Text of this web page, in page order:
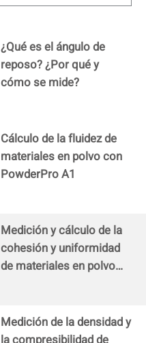
¿Qué es el ángulo de
reposo? ¿Por qué y
cómo se mide?
Cálculo de la fluidez de
materiales en polvo con
PowderPro A1
Medición y cálculo de la
cohesión y uniformidad
de materiales en polvo
Medición de la densidad y